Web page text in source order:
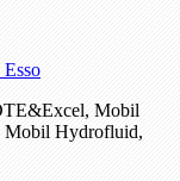
Mobil
Hydrofluid,